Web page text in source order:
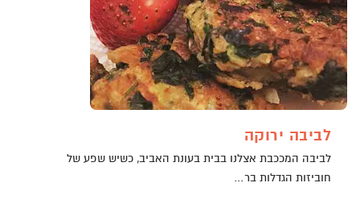
לביבה ירוקה
לביבה המככבת אצלנו בבית בעונת האביב, כשיש שפע של
חוביזות הגדלות בר…